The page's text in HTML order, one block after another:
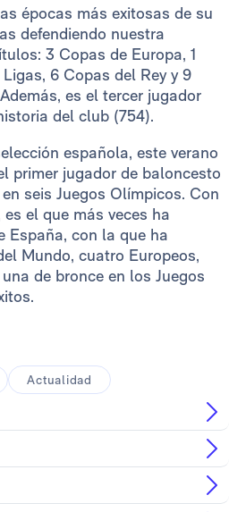
épocas más exitosas de su
defendiendo nuestra
3 Copas de Europa, 1
6 Copas del Rey y 9
es el tercer jugador
del club (754).
española, este verano
primer jugador de baloncesto
seis Juegos Olímpicos. Con
el que más veces ha
España, con la que ha
Mundo, cuatro Europeos,
de bronce en los Juegos
Actualidad